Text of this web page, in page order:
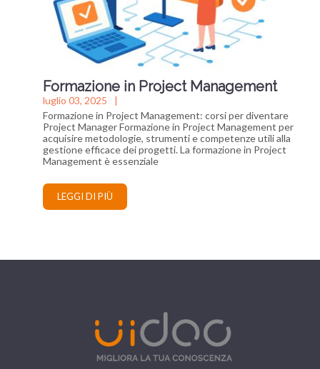
Formazione in Project Management
luglio 03, 2025
Formazione in Project Management: corsi per diventare
Project Manager Formazione in Project Management per
acquisire metodologie, strumenti e competenze utili alla
gestione efficace dei progetti. La formazione in Project
Management è essenziale
LEGGI DI PIÙ